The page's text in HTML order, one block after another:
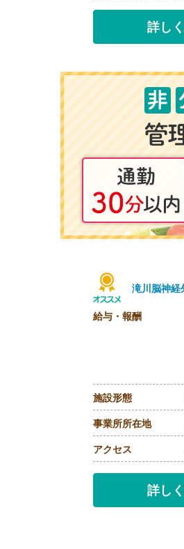
詳し
滝川脳神経
給与・報酬
施設形態
事業所所在地
アクセス
詳し